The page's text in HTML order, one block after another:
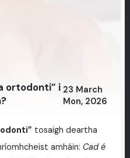
ortodonti” i 23 March
Mon, 2026
tosaigh deartha
amháin: Cad é